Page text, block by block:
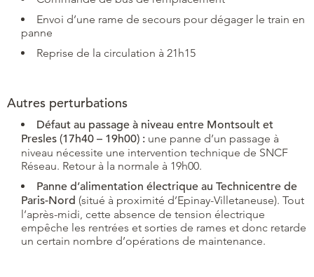
Envoi d’une rame de secours pour dégager le train en
panne
Reprise de la circulation à 21h15
Autres perturbations
Défaut au passage à niveau entre Montsoult et
Presles (17h40 – 19h00) : une panne d’un passage à
niveau nécessite une intervention technique de SNCF
Réseau. Retour à la normale à 19h00.
Panne d’alimentation électrique au Technicentre de
Paris-Nord (situé à proximité d’Epinay-Villetaneuse). Tout
l’après-midi, cette absence de tension électrique
empêche les rentrées et sorties de rames et donc retarde
un certain nombre d’opérations de maintenance.